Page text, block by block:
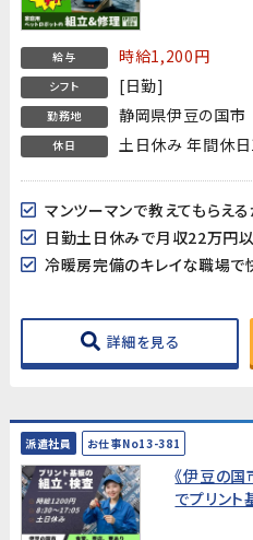
給与 時給1,200円
シフト [日勤]
勤務地 静岡県伊豆の国市
休日 土日休み 年間休
マンツーマンで教えてもらえ
日勤土日休みで月収22万円
冷暖房完備のキレイな職場
詳細を見る
派遣社員 お仕事No13-381
《伊豆の
でプリン